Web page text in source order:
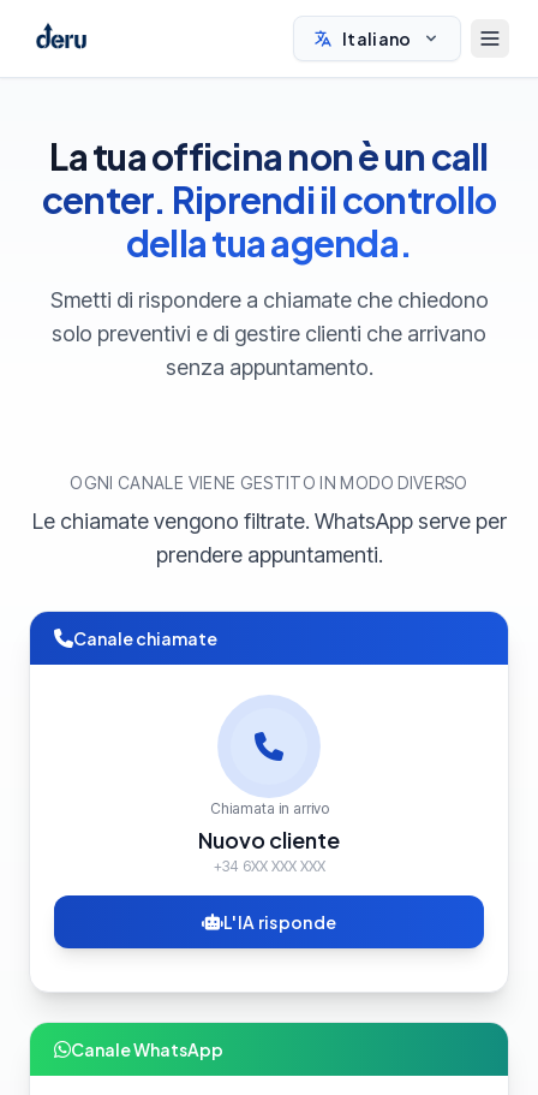
Italiano
La tua officina non è un call
center. Riprendi il controllo
della tua agenda.
Smetti di rispondere a chiamate che chiedono
solo preventivi e di gestire clienti che arrivano
senza appuntamento.
OGNI CANALE VIENE GESTITO IN MODO DIVERSO
Le chiamate vengono filtrate. WhatsApp serve per
prendere appuntamenti.
Canale chiamate
Chiamata in arrivo
Nuovo cliente
+34 6XX XXX XXX
L'IA risponde
Canale WhatsApp